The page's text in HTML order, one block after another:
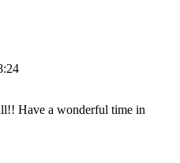
Have a wonderful time in